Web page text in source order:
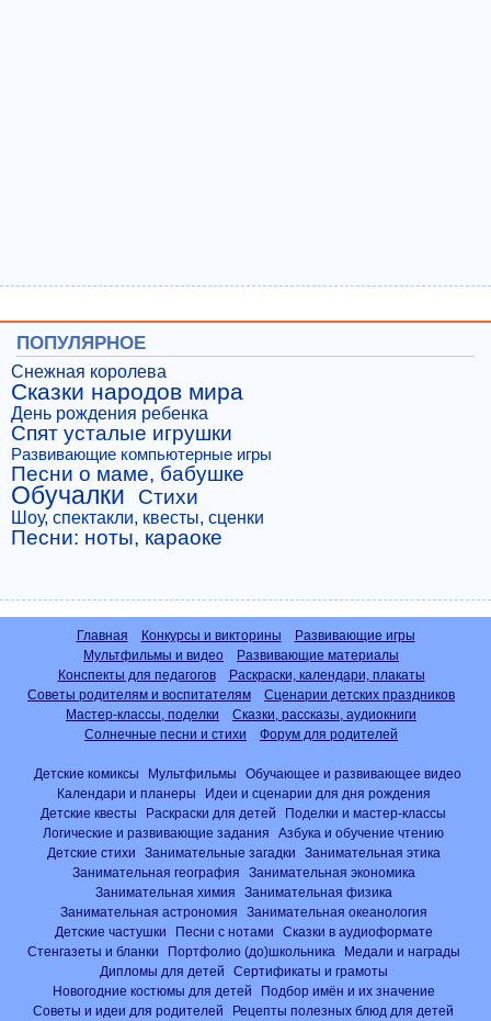
ПОПУЛЯРНОЕ
Снежная королева
Сказки народов мира
День рождения ребенка
Спят усталые игрушки
Развивающие компьютерные игры
Песни о маме, бабушке
Обучалки Стихи
Шоу, спектакли, квесты, сценки
Песни: ноты, караоке
Главная Конкурсы и викторины
Развивающие игры
Мультфильмы и видео
Развивающие материалы
Конспекты для педагогов
Раскраски, календари, плакаты
Советы родителям и воспитателям
Сценарии детских праздников
Мастер-классы, поделки
Сказки, рассказы, аудиокниги
Солнечные песни и стихи
Форум для родителей
Детские комиксы Мультфильмы
Обучающее и развивающее видео
Календари и планеры
Идеи и сценарии для дня рождения
Детские квесты
Раскраски для детей
Поделки и мастер-классы
Логические и развивающие задания
Азбука и обучение чтению
Детские стихи
Занимательные загадки
Занимательная этика
Занимательная география
Занимательная экономика
Занимательная химия
Занимательная физика
Занимательная астрономия
Занимательная океанология
Детские частушки
Песни с нотами
Сказки в аудиоформате
Стенгазеты и бланки
Портфолио (до)школьника
Медали и награды
Дипломы для детей
Сертификаты и грамоты
Новогодние костюмы для детей
Подбор имён и их значение
Советы и идеи для родителей
Рецепты полезных блюд для детей